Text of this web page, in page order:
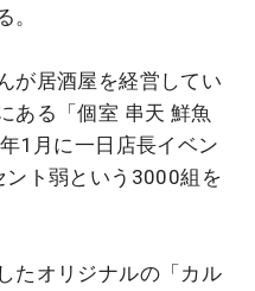
。
が居酒屋を経営してい
ある「個室 串天 鮮魚
1月に一日店長イベン
ント弱という3000組を
たオリジナルの「カル